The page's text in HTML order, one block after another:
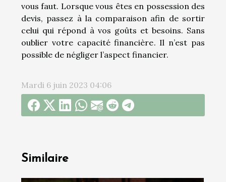
vous faut. Lorsque vous êtes en possession des
devis, passez à la comparaison afin de sortir
celui qui répond à vos goûts et besoins. Sans
oublier votre capacité financière. Il n’est pas
possible de négliger l’aspect financier.
Mardi 6 juin 2023 04:06
Similaire